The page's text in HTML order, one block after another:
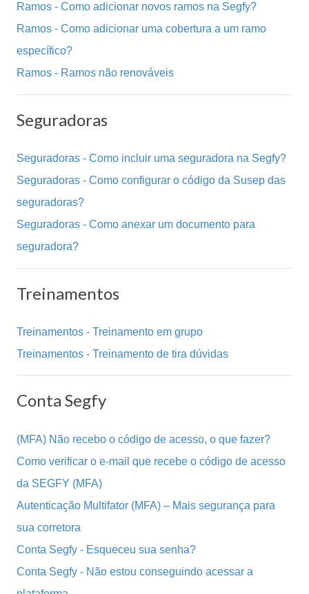
Ramos - Como adicionar novos ramos na Segfy?
Ramos - Como adicionar uma cobertura a um ramo
específico?
Ramos - Ramos não renováveis
Seguradoras
Seguradoras - Como incluir uma seguradora na Segfy?
Seguradoras - Como configurar o código da Susep das
seguradoras?
Seguradoras - Como anexar um documento para
seguradora?
Treinamentos
Treinamentos - Treinamento em grupo
Treinamentos - Treinamento de tira dúvidas
Conta Segfy
(MFA) Não recebo o código de acesso, o que fazer?
Como verificar o e-mail que recebe o código de acesso
da SEGFY (MFA)
Autenticação Multifator (MFA) – Mais segurança para
sua corretora
Conta Segfy - Esqueceu sua senha?
Conta Segfy - Não estou conseguindo acessar a